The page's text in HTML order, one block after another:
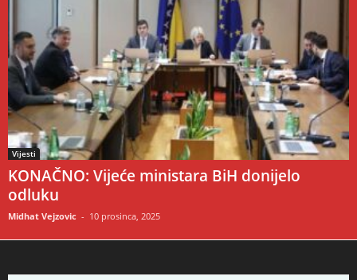
Vijesti
KONAČNO: Vijeće ministara BiH donijelo
odluku
Midhat Vejzovic - 10 prosinca, 2025